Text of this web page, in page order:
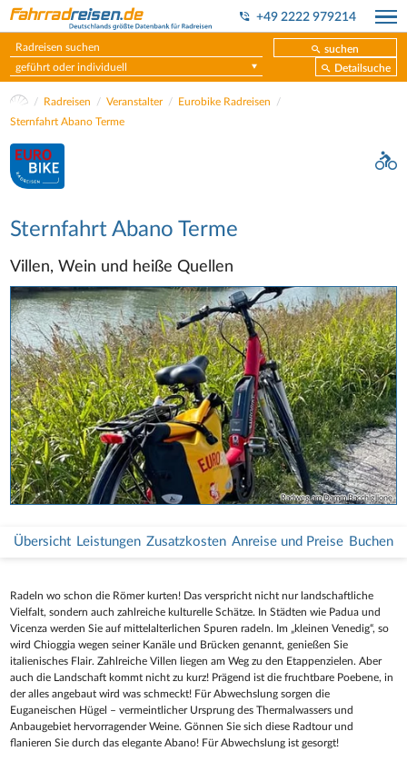
+49 2222 979214
suchen
geführt oder individuell
Detailsuche
Radreisen Veranstalter
Eurobike Radreisen
Sternfahrt Abano Terme
Sternfahrt Abano Terme
Villen, Wein und heiße Quellen
Radweg am Damm Bacchiglione
Übersicht Leistungen Zusatzkosten Anreise und Preise Buchen
Radeln wo schon die Römer kurten! Das verspricht nicht nur landschaftliche
Vielfalt, sondern auch zahlreiche kulturelle Schätze. In Städten wie Padua und
Vicenza werden Sie auf mittelalterlichen Spuren radeln. Im „kleinen Venedig“, so
wird Chioggia wegen seiner Kanäle und Brücken genannt, genießen Sie
italienisches Flair. Zahlreiche Villen liegen am Weg zu den Etappenzielen. Aber
auch die Landschaft kommt nicht zu kurz! Prägend ist die fruchtbare Poebene, in
der alles angebaut wird was schmeckt! Für Abwechslung sorgen die
Euganeischen Hügel – vermeintlicher Ursprung des Thermalwassers und
Anbaugebiet hervorragender Weine. Gönnen Sie sich diese Radtour und
flanieren Sie durch das elegante Abano! Für Abwechslung ist gesorgt!